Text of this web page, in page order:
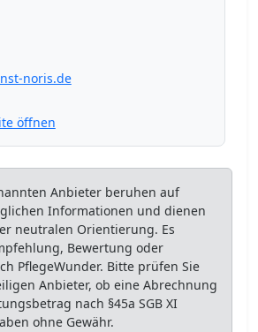
noris.de
öffnen
Anbieter beruhen auf
Informationen und dienen
neutralen Orientierung. Es
Bewertung oder
PflegeWunder. Bitte prüfen Sie
Anbieter, ob eine Abrechnung
nach §45a SGB XI
ohne Gewähr.